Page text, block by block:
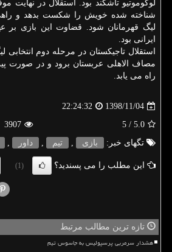
لوكوموتیو تاشكند بود. استقلال در نهایت
شناخته شده خویش را شكست بدهد و
لیگ قهرمانان شود. قضاوت این بازی بر
ایرانی بود.
استقلال تاجیكستان در مرحله دوم انتخابی
مصاف الاهلی عربستان برود و در صورت
راه می یابد.
1398/11/04
22:24:32
5.0
/ 5
3907
تگهای خبر:
بازی , تیم , داور ,
این مطلب را می پسندید؟ (1)
تازه ترین مطالب مرتبط
هشدار سرمربی پرسپولیس به جاسوس تیم